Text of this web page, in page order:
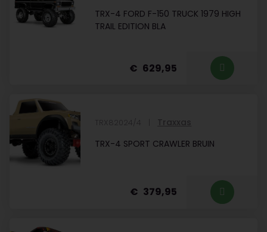
TRX-4 FORD F-150 TRUCK 1979 HIGH
TRAIL EDITION BLA
629,95
TRX82024/4
Traxxas
TRX-4 SPORT CRAWLER BRUIN
379,95